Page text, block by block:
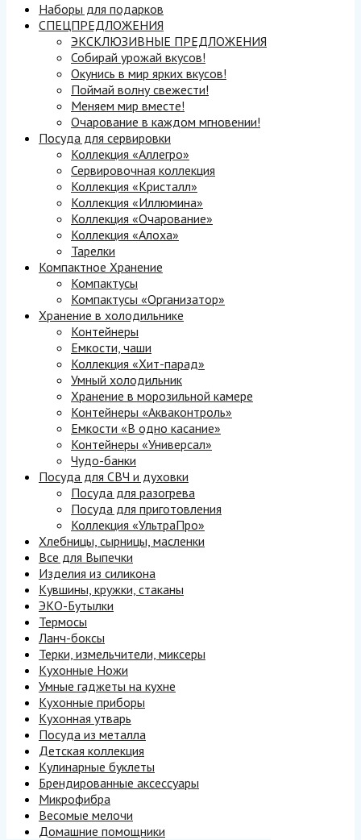
Наборы для подарков
СПЕЦПРЕДЛОЖЕНИЯ
ЭКСКЛЮЗИВНЫЕ ПРЕДЛОЖЕНИЯ
Собирай урожай вкусов!
Окунись в мир ярких вкусов!
Поймай волну свежести!
Меняем мир вместе!
Очарование в каждом мгновении!
Посуда для сервировки
Коллекция «Аллегро»
Сервировочная коллекция
Коллекция «Кристалл»
Коллекция «Иллюмина»
Коллекция «Очарование»
Коллекция «Алоха»
Тарелки
Компактное Хранение
Компактусы
Компактусы «Организатор»
Хранение в холодильнике
Контейнеры
Емкости, чаши
Коллекция «Хит-парад»
Умный холодильник
Хранение в морозильной камере
Контейнеры «Акваконтроль»
Емкости «В одно касание»
Контейнеры «Универсал»
Чудо-банки
Посуда для СВЧ и духовки
Посуда для разогрева
Посуда для приготовления
Коллекция «УльтраПро»
Хлебницы, сырницы, масленки
Все для Выпечки
Изделия из силикона
Кувшины, кружки, стаканы
ЭКО-Бутылки
Термосы
Ланч-боксы
Терки, измельчители, миксеры
Кухонные Ножи
Умные гаджеты на кухне
Кухонные приборы
Кухонная утварь
Посуда из металла
Детская коллекция
Кулинарные буклеты
Брендированные аксессуары
Микрофибра
Весомые мелочи
Домашние помощники